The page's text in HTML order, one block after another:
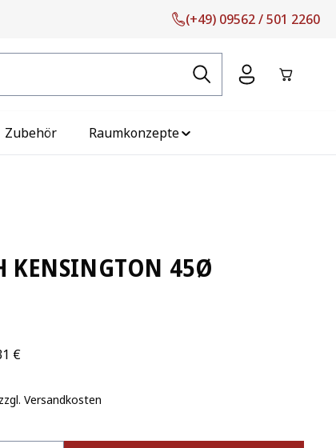
(+49) 09562 / 501 2260
Zubehör Raumkonzepte
KENSINGTON 45Ø
€
Versandkosten